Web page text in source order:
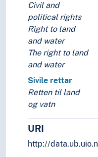
Barns
Foreldres
Personlig
Åndsfrihet
Sosiale
Myndigheter
Politikk
Politisk filosofi
Civil and
political rights
Right to land
and water
The right to land
and water
Sivile rettar
Retten til land
og vatn
URI
http://